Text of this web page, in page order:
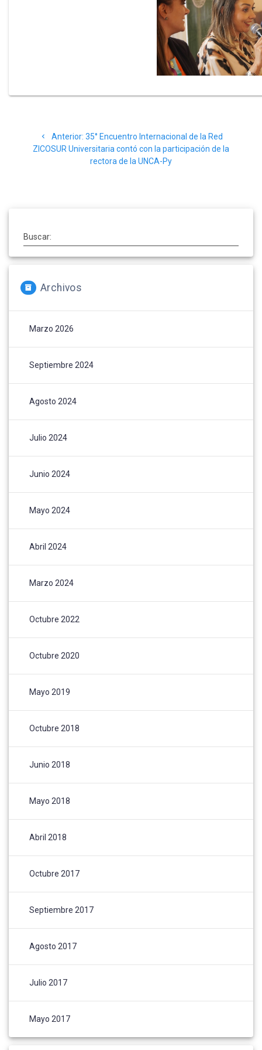
Anterior: Post
anterior:
35° Encuentro Internacional de la Red
ZICOSUR Universitaria contó con la participación de la
rectora de la UNCA-Py
Buscar:
Archivos
Marzo 2026
Septiembre 2024
Agosto 2024
Julio 2024
Junio 2024
Mayo 2024
Abril 2024
Marzo 2024
Octubre 2022
Octubre 2020
Mayo 2019
Octubre 2018
Junio 2018
Mayo 2018
Abril 2018
Octubre 2017
Septiembre 2017
Agosto 2017
Julio 2017
Mayo 2017